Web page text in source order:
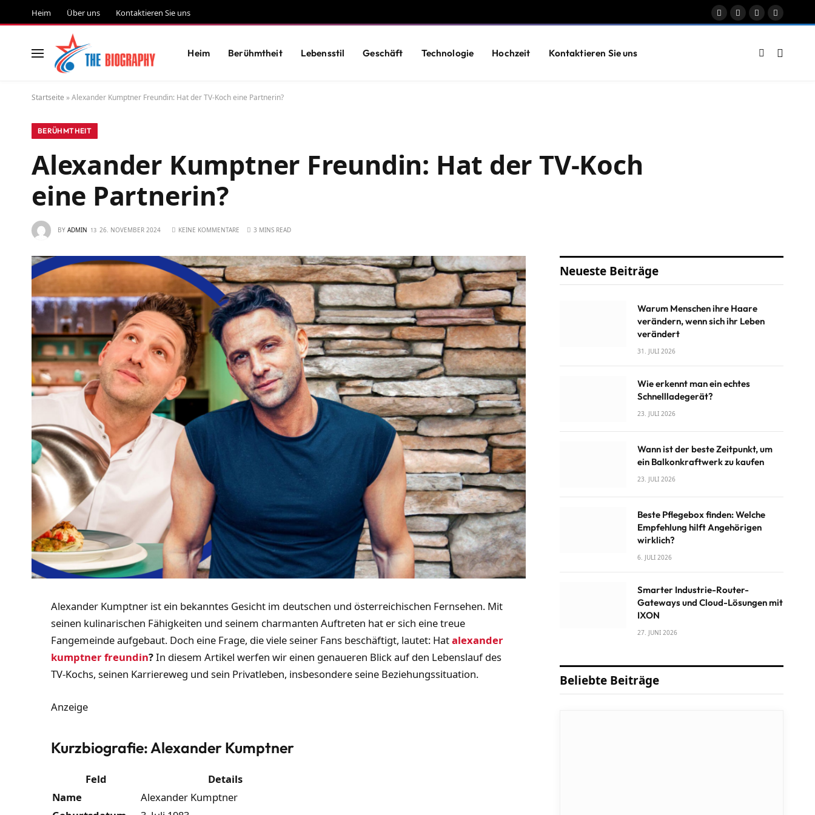
Heim Über uns Kontaktieren Sie uns Facebook
X
Instagram
Pinterest
Heim Berühmtheit Lebensstil Geschäft Technologie Hochzeit Kontaktieren Sie uns
Startseite »Alexander Kumptner Freundin: Hat der TV-Koch eine Partnerin?
BERÜHMTHEIT
Alexander Kumptner Freundin: Hat der TV-Koch
eine Partnerin?
BY ADMIN 26. NOVEMBER 2024 KEINE KOMMENTARE 3 MINS READ
Alexander Kumptner ist ein bekanntes Gesicht im deutschen und österreichischen Fernsehen. Mit
seinen kulinarischen Fähigkeiten und seinem charmanten Auftreten hat er sich eine treue
Fangemeinde aufgebaut. Doch eine Frage, die viele seiner Fans beschäftigt, lautet: Hatalexander
kumptner freundin?In diesem Artikel werfen wir einen genaueren Blick auf den Lebenslauf des
TV-Kochs, seinen Karriereweg und sein Privatleben, insbesondere seine Beziehungssituation.
Anzeige
Kurzbiografie: Alexander Kumptner
Feld
Details
Name
Alexander Kumptner
Neueste Beiträge
Warum Menschen ihre Haare
verändern, wenn sich ihr Leben
verändert
31. JULI 2026
Wie erkennt man ein echtes
Schnellladegerät?
23. JULI 2026
Wann ist der beste Zeitpunkt, um
ein Balkonkraftwerk zu kaufen
23. JULI 2026
Beste Pflegebox finden: Welche
Empfehlung hilft Angehörigen
wirklich?
6. JULI 2026
Smarter Industrie-Router-
Gateways und Cloud-Lösungen mit
IXON
27. JUNI 2026
Beliebte Beiträge